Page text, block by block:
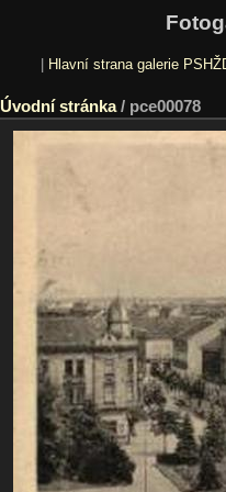
Hlavní strana galerie
Úvodní stránka/ pce00078